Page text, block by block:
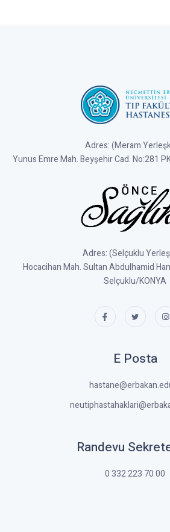
Adres: (Meram
Yunus Emre Mah. Beyşehir Cad. No:281
Adres: (Selçuklu
Hocacihan Mah. Sultan Abdulhamid
Selçuklu/KONYA
E Posta
Randevu
0 332 223 70 00